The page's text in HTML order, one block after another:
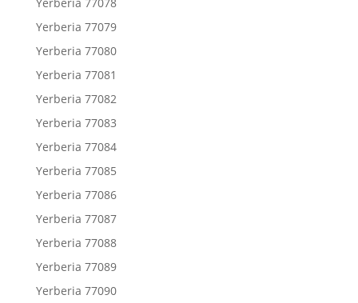
Yerberia 77079
Yerberia 77080
Yerberia 77081
Yerberia 77082
Yerberia 77083
Yerberia 77084
Yerberia 77085
Yerberia 77086
Yerberia 77087
Yerberia 77088
Yerberia 77089
Yerberia 77090